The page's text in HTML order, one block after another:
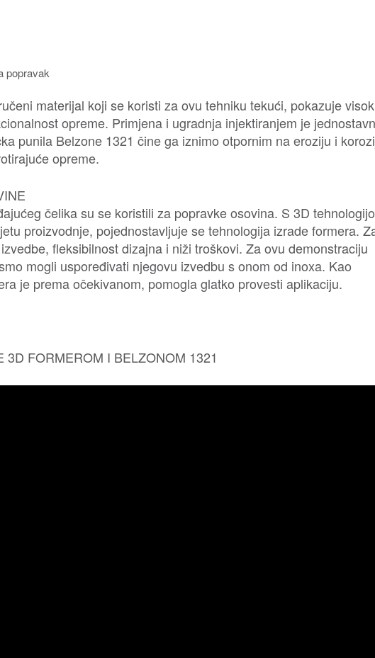
popravak
materijal koji se koristi za ovu tehniku tekući, pokazuje
opreme. Primjena i ugradnja injektiranjem je
punila Belzone 1321 čine ga iznimo otpornim na eroziju i
opreme.
čelika su se koristili za popravke osovina. S 3D
proizvodnje, pojednostavljuje se tehnologija izrade formera.
fleksibilnost dizajna i niži troškovi. Za ovu demonstraciju
mogli uspoređivati ​​njegovu izvedbu s onom od inoxa. Kao
je prema očekivanom, pomogla glatko provesti aplikaciju.
3D FORMEROM I BELZONOM 1321